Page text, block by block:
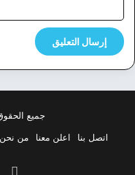
جميع
اتصل بنا
اعلن معنا من نحن